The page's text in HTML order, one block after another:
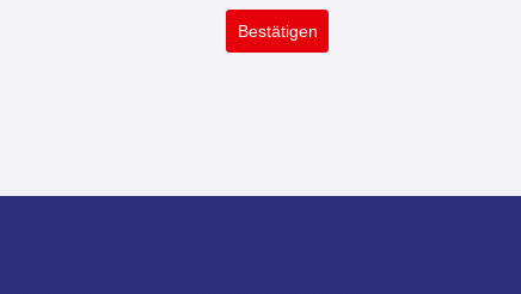
Bestätigen